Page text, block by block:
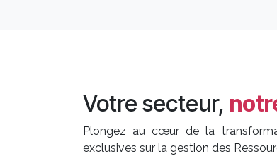
Votre secteur,
Plongez au cœur de la
exclusives sur la gestion des